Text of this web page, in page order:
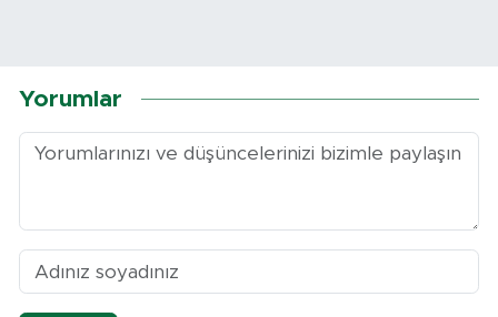
Yorumlar